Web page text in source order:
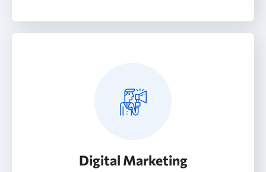
Digital Marketing